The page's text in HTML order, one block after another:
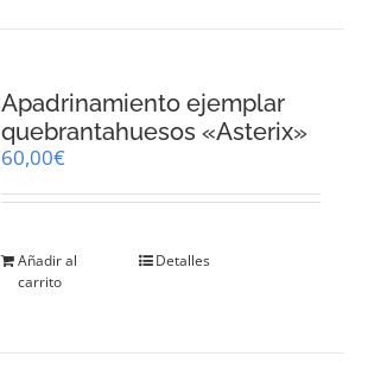
se
pueden
la
producto
Apadrinamiento ejemplar
quebrantahuesos «Asterix»
60,00€
Añadir al
carrito
Detalles